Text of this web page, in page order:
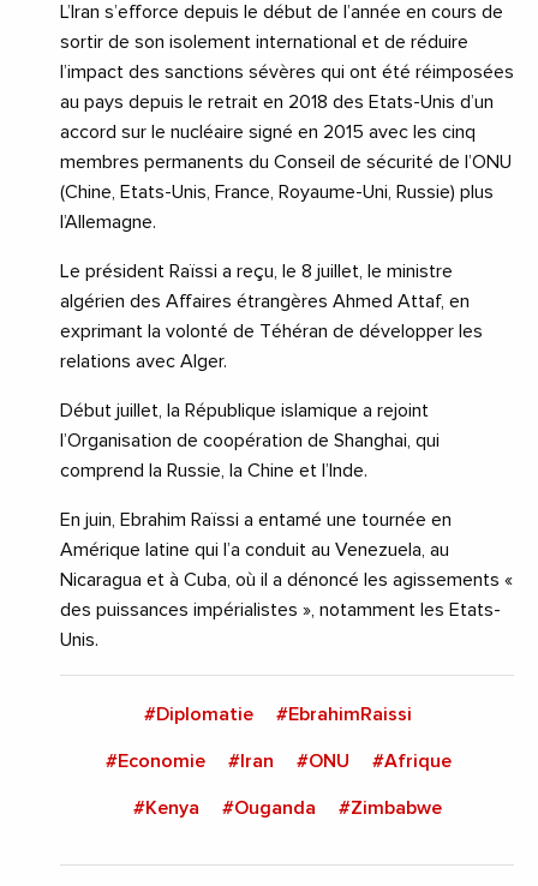
L’Iran s’efforce depuis le début de l’année en cours de
sortir de son isolement international et de réduire
l’impact des sanctions sévères qui ont été réimposées
au pays depuis le retrait en 2018 des Etats-Unis d’un
accord sur le nucléaire signé en 2015 avec les cinq
membres permanents du Conseil de sécurité de l’ONU
(Chine, Etats-Unis, France, Royaume-Uni, Russie) plus
l’Allemagne.
Le président Raïssi a reçu, le 8 juillet, le ministre
algérien des Affaires étrangères Ahmed Attaf, en
exprimant la volonté de Téhéran de développer les
relations avec Alger.
Début juillet, la République islamique a rejoint
l’Organisation de coopération de Shanghai, qui
comprend la Russie, la Chine et l’Inde.
En juin, Ebrahim Raïssi a entamé une tournée en
Amérique latine qui l’a conduit au Venezuela, au
Nicaragua et à Cuba, où il a dénoncé les agissements «
des puissances impérialistes », notamment les Etats-
Unis.
#Diplomatie #EbrahimRaissi
#Economie #Iran #ONU #Afrique
#Kenya #Ouganda #Zimbabwe